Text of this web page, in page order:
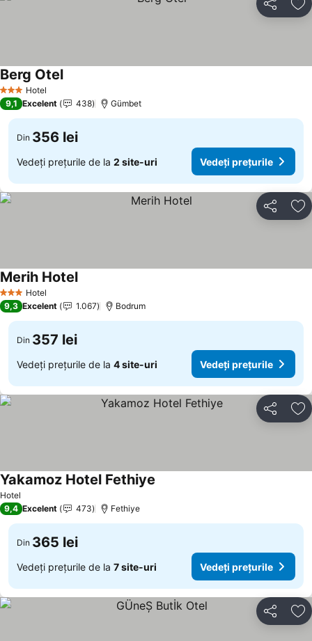
Distribuiți
3 SteleHotel
Berg Otel
9,1 Excelent 438 Gümbet
Din 356 lei
Vedeți prețurile de la 2 site-uri Vedeți prețurile
Distribuiți
3 SteleHotel
Merih Hotel
9,3 Excelent 1.067 Bodrum
Din 357 lei
Vedeți prețurile de la 4 site-uri Vedeți prețurile
Distribuiți
Hotel
Yakamoz Hotel Fethiye
9,4 Excelent 473 Fethiye
Din 365 lei
Vedeți prețurile de la 7 site-uri Vedeți prețurile
Distribuiți